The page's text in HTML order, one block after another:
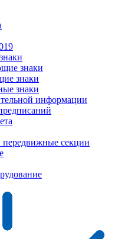
знаки
знаки
знаки
информации
секции